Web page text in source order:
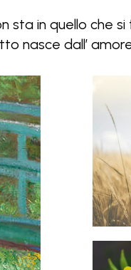
sta in quello che si
nasce dall’